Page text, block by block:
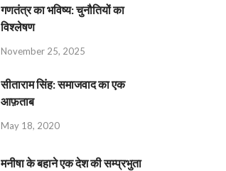
गणतंत्र का भविष्य: चुनौतियों का
विश्लेषण
November 25, 2025
सीताराम सिंह: समाजवाद का एक
आफ़ताब
May 18, 2020
मनीषा के बहाने एक देश की सम्प्रभुता